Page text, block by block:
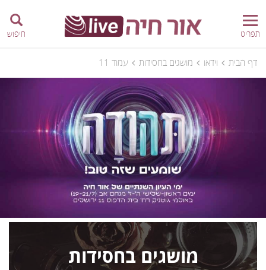
תפריט חיפוש
דף הבית וידאו מושגים בחסידות עמוד 11
מושגים בחסידות